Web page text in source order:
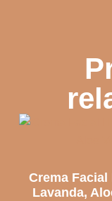
Crema
Lavanda,